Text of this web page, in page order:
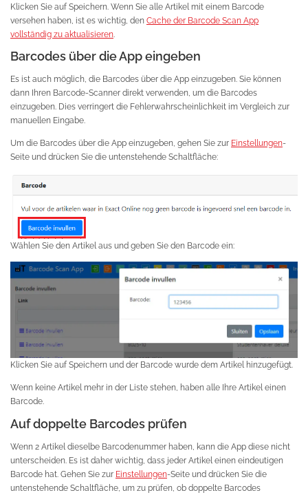
Klicken Sie auf Speichern. Wenn Sie alle Artikel mit einem Barcode
versehen haben, ist es wichtig, den Cache der Barcode Scan App
vollständig zu aktualisieren
Barcodes über die App eingeben
Es ist auch möglich, die Barcodes über die App einzugeben. Sie können
dann Ihren Barcode-Scanner direkt verwenden, um die Barcodes
einzugeben. Dies verringert die Fehlerwahrscheinlichkeit im Vergleich zur
manuellen Eingabe.
Um die Barcodes über die App einzugeben, gehen Sie zur Einstellungen-
Seite und drücken Sie die untenstehende Schaltfläche:
Wählen Sie den Artikel aus und geben Sie den Barcode ein:
Klicken Sie auf Speichern und der Barcode wurde dem Artikel hinzugefügt.
Wenn keine Artikel mehr in der Liste stehen, haben alle Ihre Artikel einen
Barcode.
Auf doppelte Barcodes prüfen
Wenn 2 Artikel dieselbe Barcodenummer haben, kann die App diese nicht
unterscheiden. Es ist daher wichtig, dass jeder Artikel einen eindeutigen
Barcode hat. Gehen Sie zur Einstellungen-Seite und drücken Sie die
untenstehende Schaltfläche, um zu prüfen, ob doppelte Barcodes